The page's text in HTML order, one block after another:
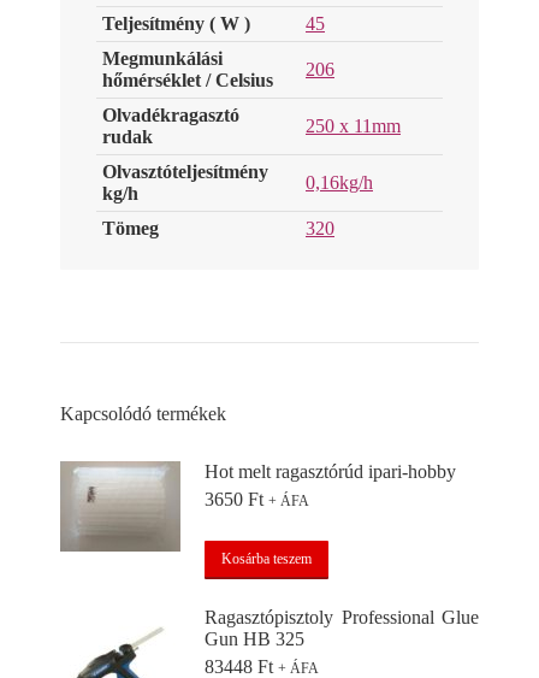
Teljesítmény ( W )
45
Megmunkálási
hőmérséklet / Celsius
206
Olvadékragasztó
rudak
250 x 11mm
Olvasztóteljesítmény
kg/h
0,16kg/h
Tömeg 320
Kapcsolódó termékek
Hot melt ragasztórúd ipari-hobby
3650 Ft + ÁFA
Kosárba teszem
Ragasztópisztoly Professional Glue
Gun HB 325
83448 Ft + ÁFA